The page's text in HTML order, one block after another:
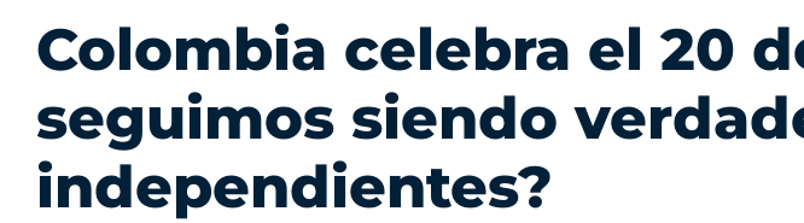
Colombia celebra el 20
seguimos siendo
independientes?